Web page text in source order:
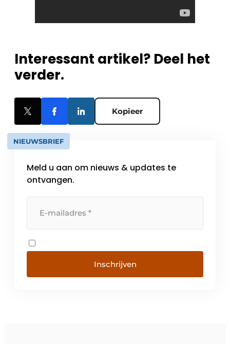
Interessant artikel? Deel het
verder.
Kopieer
NIEUWSBRIEF
Meld u aan om nieuws & updates te
ontvangen.
Inschrijven